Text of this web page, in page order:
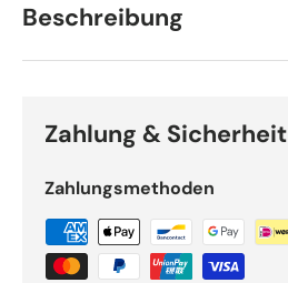
Beschreibung
Zahlung & Sicherheit
Zahlungsmethoden